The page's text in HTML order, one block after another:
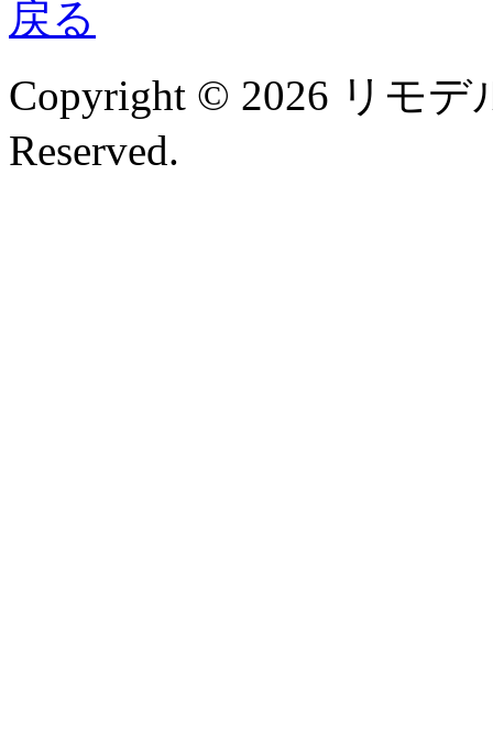
Copyright © 2026 リモデ
Reserved.